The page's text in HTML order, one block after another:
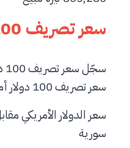
سعر تصريف 100دولار للعائدين على الحدود السورية
سعر تصريف 100 دولار أمريكي على الحدود السورية كان كالآتي:
سورية